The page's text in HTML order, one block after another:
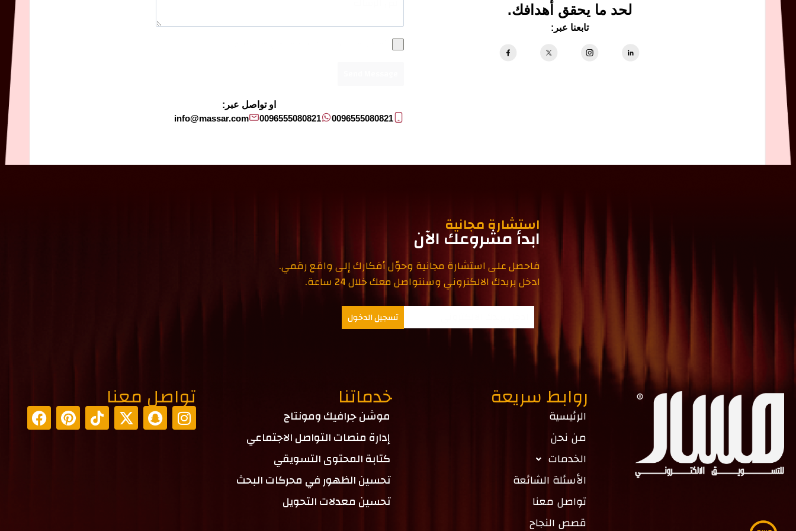
لحد ما يحقق أهدافك.
تابعنا عبر:
او تواصل عبر:
0096555080821
0096555080821
info@massar.com
استشارة مجانية
ابدأ مشروعك الآن
فاحصل على استشارة مجانية وحوّل أفكارك إلى واقع رقمي.
ادخل بريدك الالكتروني وسنتواصل معك خلال 24 ساعة.
تسجيل الدخول
تواصل معنا خدماتنا
موشن جرافيك ومونتاج
إدارة منصات التواصل الاجتماعي
كتابة المحتوى التسويقي
تحسين الظهور في محركات البحث
تحسين معدلات التحويل
روابط سريعة
الرئيسية
من نحن
الخدمات
الأسئلة الشائعة
تواصل معنا
قصص النجاح